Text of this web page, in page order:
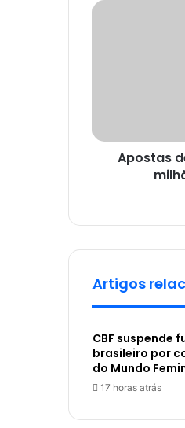
Apostas
Artigos
CBF suspende
brasileiro por
do Mundo
17 horas atrás